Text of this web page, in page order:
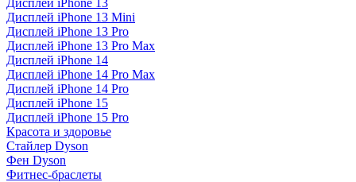
Дисплей iPhone 13
Дисплей iPhone 13 Mini
Дисплей iPhone 13 Pro
Дисплей iPhone 13 Pro Max
Дисплей iPhone 14
Дисплей iPhone 14 Pro Max
Дисплей iPhone 14 Pro
Дисплей iPhone 15
Дисплей iPhone 15 Pro
Красота и здоровье
Стайлер Dyson
Фен Dyson
Фитнес-браслеты